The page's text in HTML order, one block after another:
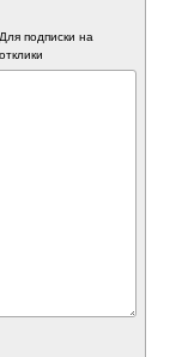
Для подписки на
отклики